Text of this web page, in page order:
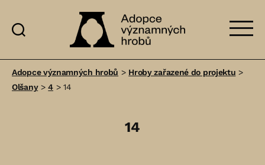
významných
Adopce významných hrobů > Hroby zařazené do projektu >
Olšany>4 >14
14